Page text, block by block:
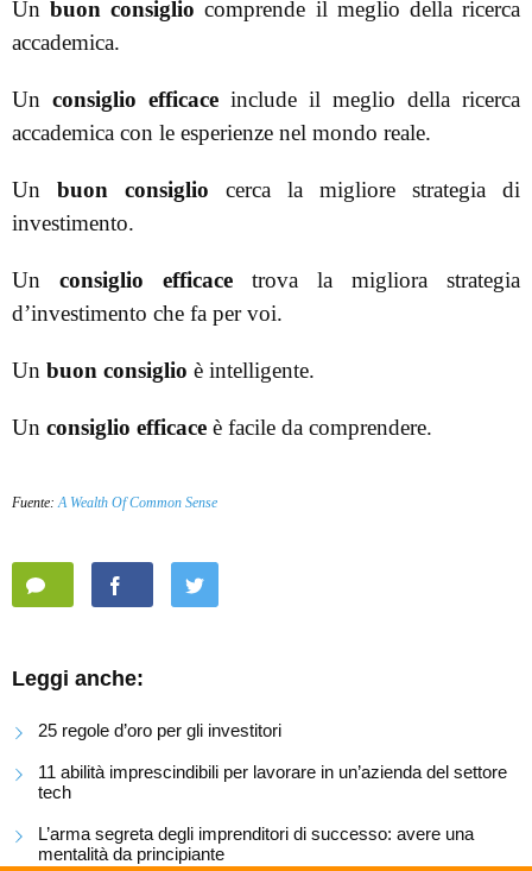
Unbuon consiglio comprende il meglio della ricerca
accademica.
Un consiglio efficace include il meglio della ricerca
accademica con le esperienze nel mondo reale.
Un buon consiglio cerca la migliore strategia di
investimento.
Un consiglio efficace trova la migliora strategia
d’investimento che fa per voi.
Un buon consiglio è intelligente.
Un consiglio efficace è facile da comprendere.
Fuente:A Wealth Of Common Sense
Leggi anche:
25 regole d’oro per gli investitori
11 abilità imprescindibili per lavorare in un’azienda del settore
tech
L’arma segreta degli imprenditori di successo: avere una
mentalità da principiante